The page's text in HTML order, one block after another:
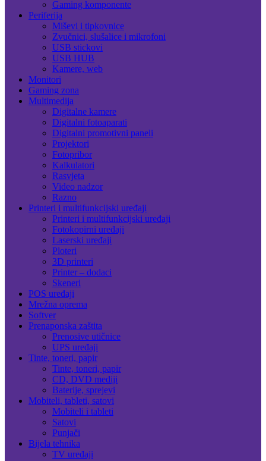
Gaming komponente
Periferija
Miševi i tipkovnice
Zvučnici, slušalice i mikrofoni
USB stickovi
USB HUB
Kamere, web
Monitori
Gaming zona
Multimedija
Digitalne kamere
Digitalni fotoaparati
Digitalni promotivni paneli
Projektori
Fotopribor
Kalkulatori
Rasvjeta
Video nadzor
Razno
Printeri i multifunkcijski uređaji
Printeri i multifunkcijski uređaji
Fotokopirni uređaji
Laserski uređaji
Ploteri
3D printeri
Printer – dodaci
Skeneri
POS uređaji
Mrežna oprema
Softver
Prenaponska zaštita
Prenosive utičnice
UPS uređaji
Tinte, toneri, papir
Tinte, toneri, papir
CD, DVD mediji
Baterije, sprejevi
Mobiteli, tableti, satovi
Mobiteli i tableti
Satovi
Punjači
Bijela tehnika
TV uređaji